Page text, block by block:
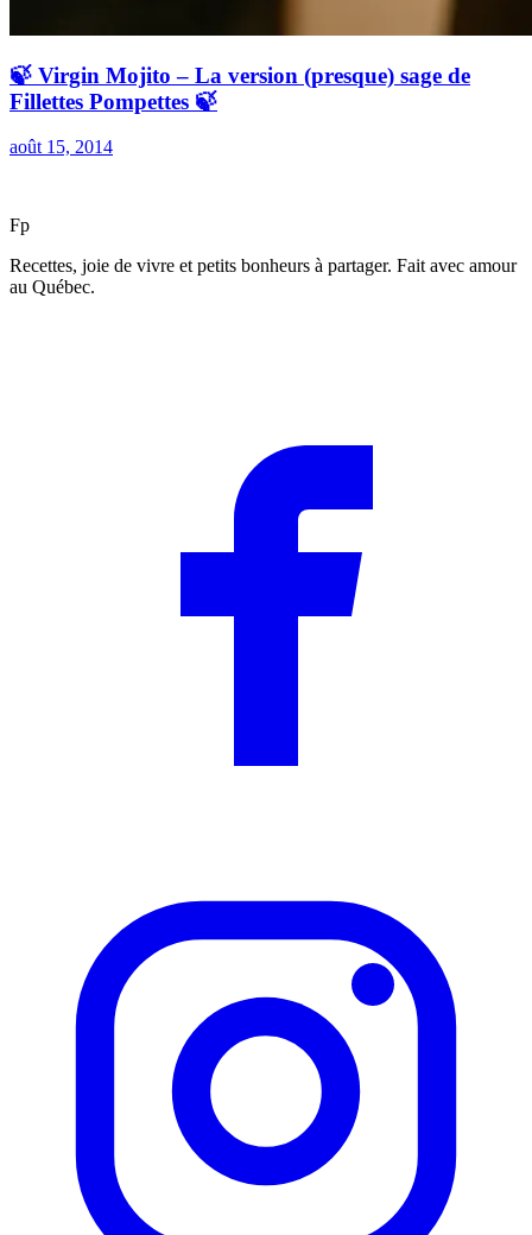
🍃 Virgin Mojito – La version (presque) sage de
Fillettes Pompettes 🍃
août 15, 2014
Fp
Recettes, joie de vivre et petits bonheurs à partager. Fait avec amour
au Québec.